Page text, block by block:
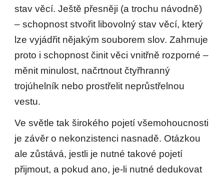
stav věcí. Ještě přesněji (a trochu návodně)
– schopnost stvořit libovolný stav věcí, který
lze vyjádřit nějakým souborem slov. Zahrnuje
proto i schopnost činit věci vnitřně rozporné –
měnit minulost, načrtnout čtyřhranný
trojúhelník nebo prostřelit neprůstřelnou
vestu.
Ve světle tak širokého pojetí všemohoucnosti
je závěr o nekonzistenci nasnadě. Otázkou
ale zůstává, jestli je nutné takové pojetí
přijmout, a pokud ano, je-li nutné dedukovat